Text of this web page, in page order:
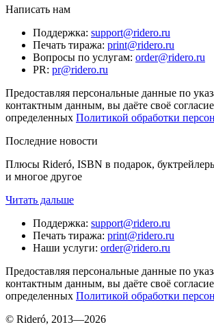
Написать нам
Поддержка: support@ridero.ru
Печать тиража: print@ridero.ru
Вопросы по услугам: order@ridero.ru
PR: pr@ridero.ru
Предоставляя персональные данные по
контактным данным, вы даёте своё
определенных Политикой обработки
Последние новости
Плюсы Rideró, ISBN в подарок,
и многое другое
Читать дальше
Поддержка: support@ridero.ru
Печать тиража: print@ridero.ru
Наши услуги: order@ridero.ru
Предоставляя персональные данные по
контактным данным, вы даёте своё
определенных Политикой обработки
© Rideró, 2013—2026